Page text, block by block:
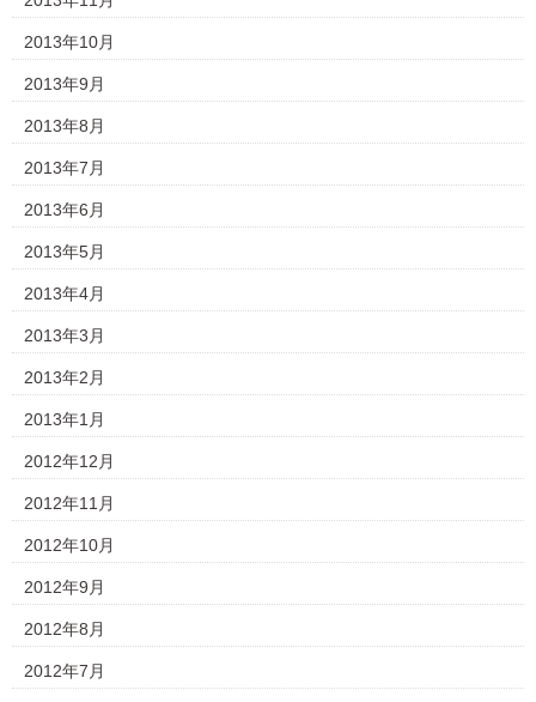
2013年10月
2013年9月
2013年8月
2013年7月
2013年6月
2013年5月
2013年4月
2013年3月
2013年2月
2013年1月
2012年12月
2012年11月
2012年10月
2012年9月
2012年8月
2012年7月